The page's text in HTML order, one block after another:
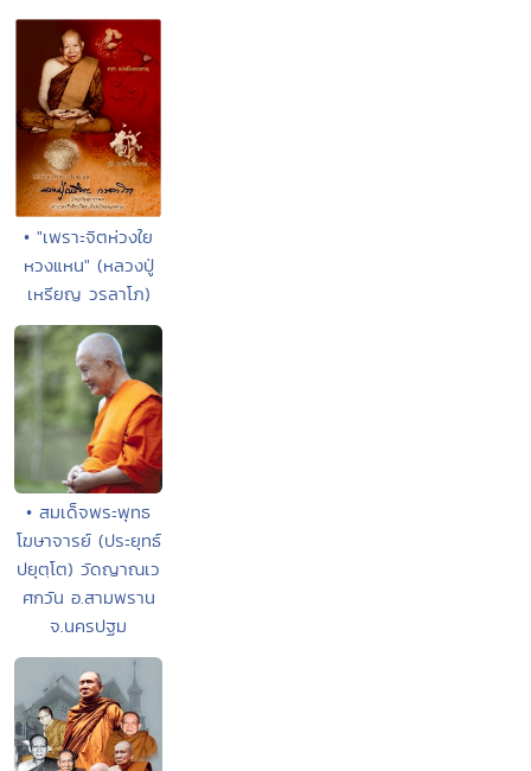
• "เพราะจิตห่วงใย
หวงแหน" (หลวงปู่
เหรียญ วรลาโภ)
• สมเด็จพระพุทธ
โฆษาจารย์ (ประยุทธ์
ปยุตฺโต) วัดญาณเว
ศกวัน อ.สามพราน
จ.นครปฐม